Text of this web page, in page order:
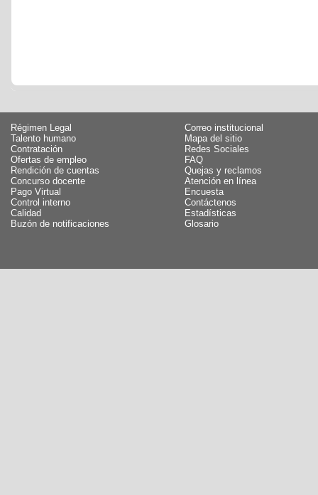
Régimen Legal
Talento humano
Contratación
Ofertas de empleo
Rendición de cuentas
Concurso docente
Pago Virtual
Control interno
Calidad
Buzón de notificaciones
Correo institucional
Mapa del sitio
Redes Sociales
FAQ
Quejas y reclamos
Atención en línea
Encuesta
Contáctenos
Estadísticas
Glosario